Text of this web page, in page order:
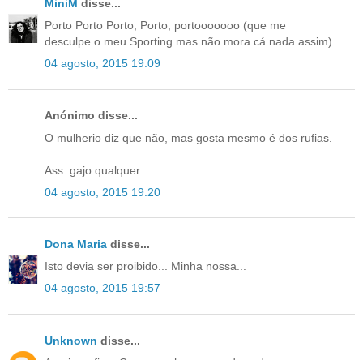
MiniM disse...
Porto Porto Porto, Porto, portooooooo (que me
desculpe o meu Sporting mas não mora cá nada assim)
04 agosto, 2015 19:09
Anónimo disse...
O mulherio diz que não, mas gosta mesmo é dos rufias.
Ass: gajo qualquer
04 agosto, 2015 19:20
Dona Maria disse...
Isto devia ser proibido... Minha nossa...
04 agosto, 2015 19:57
Unknown disse...